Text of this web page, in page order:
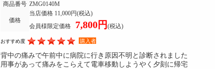
商品番号 ZMG0140M
価格
当店価格 11,000円(税込)
会員様限定価格
7,800円 (税込)
おすすめ度 購入者
背中の痛みで午前中に病院に行き原因不明と診断されました
用事があって痛みをこらえて電車移動しようやく夕刻に帰宅